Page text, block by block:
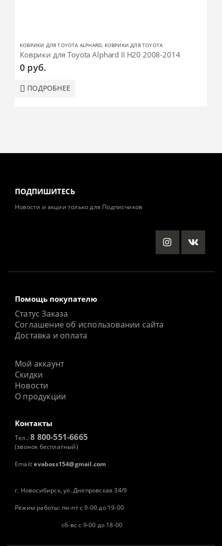
КОВРИКИ ДЛЯ TOYOTA ALPHARD, КОВРИКИ ДЛЯ TOYOTA
Коврики для Toyota Alphard II H20 2008-2014
0 руб.
ПОДРОБНЕЕ
ПОДПИШИТЕСЬ
Новости и акции только для Подписчиков
Помощь покупателю
Статус Заказа
Соглашение об использовании сайта
Доставка и оплата
Мой аккаунт
Скидки
Новости
О продукции
Контакты
Тел.:8 800-551-6665
(звонок бесплатный)
Email: evaboss154@gmail.com
г. Новосибирск, ул. Днепровская 34/9
Режим работы: пн-пт с 9-00 до 19-00
сб-вс с 9-00 до 18-00